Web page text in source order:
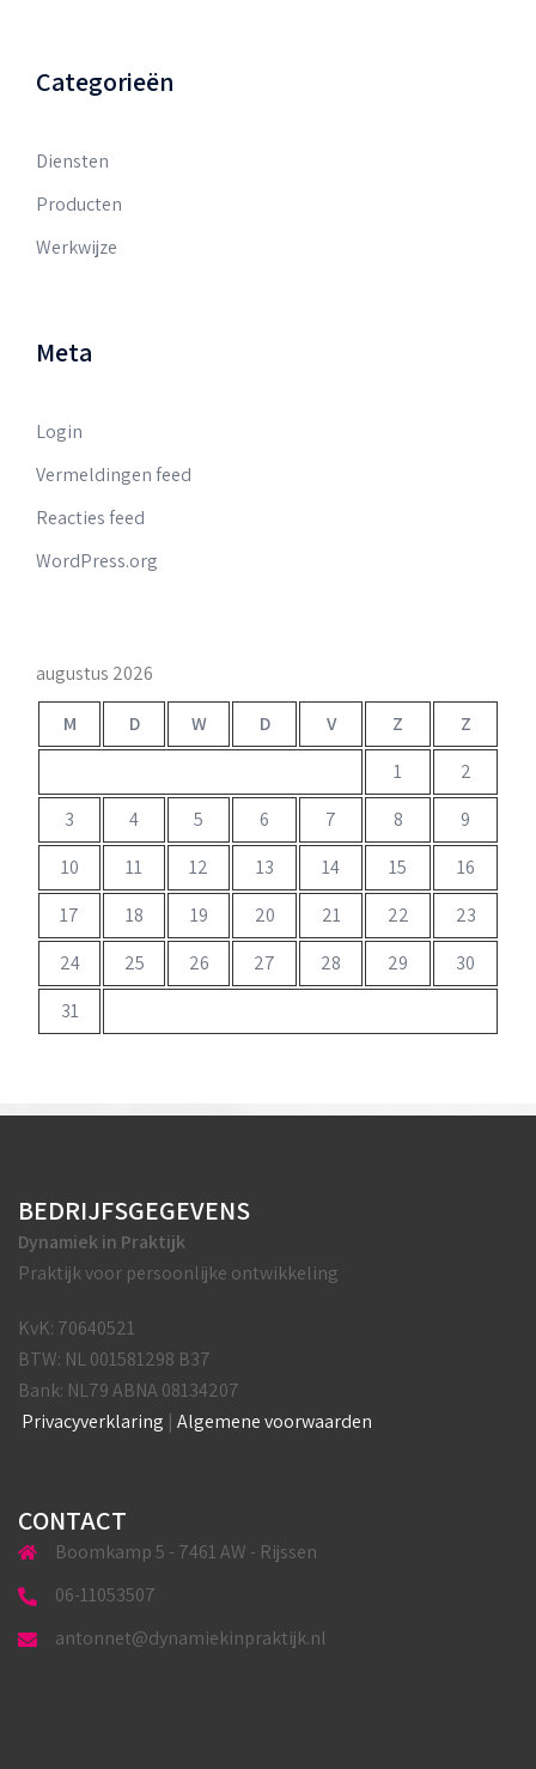
Categorieën
Diensten
Producten
Werkwijze
Meta
Login
Vermeldingen feed
Reacties feed
WordPress.org
augustus 2026
M
D W D V Z
Z
1
2
3
4 5 6 7 8
9
10
11 12 13 14 15
16
17
18 19 20 21 22
23
24
25 26 27 28 29
30
31
BEDRIJFSGEGEVENS
Dynamiek in Praktijk
Praktijk voor persoonlijke ontwikkeling
KvK: 70640521
BTW: NL 001581298 B37
Bank: NL79 ABNA 08134207
Privacyverklaring | Algemene voorwaarden
CONTACT
Boomkamp 5 - 7461 AW - Rijssen
06-11053507
antonnet@dynamiekinpraktijk.nl